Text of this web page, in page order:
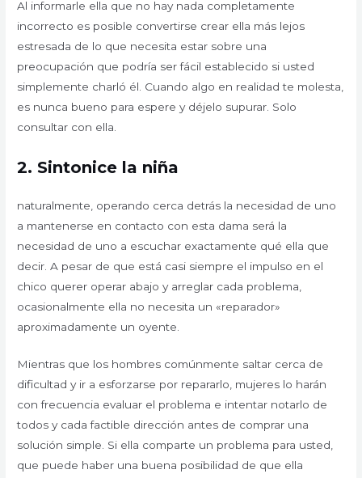
Al informarle ella que no hay nada completamente
incorrecto es posible convertirse crear ella más lejos
estresada de lo que necesita estar sobre una
preocupación que podría ser fácil establecido si usted
simplemente charló él. Cuando algo en realidad te molesta,
es nunca bueno para espere y déjelo supurar. Solo
consultar con ella.
2.Sintonice la niña
naturalmente, operando cerca detrás la necesidad de uno
a mantenerse en contacto con esta dama será la
necesidad de uno a escuchar exactamente qué ella que
decir. A pesar de que está casi siempre el impulso en el
chico querer operar abajo y arreglar cada problema,
ocasionalmente ella no necesita un «reparador»
aproximadamente un oyente.
Mientras que los hombres comúnmente saltar cerca de
dificultad y ir a esforzarse por repararlo, mujeres lo harán
con frecuencia evaluar el problema e intentar notarlo de
todos y cada factible dirección antes de comprar una
solución simple. Si ella comparte un problema para usted,
que puede haber una buena posibilidad de que ella